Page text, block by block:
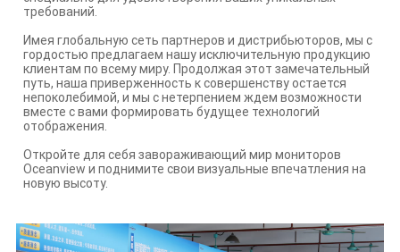
требований.
Имея глобальную сеть партнеров и дистрибьюторов, мы с
гордостью предлагаем нашу исключительную продукцию
клиентам по всему миру. Продолжая этот замечательный
путь, наша приверженность к совершенству остается
непоколебимой, и мы с нетерпением ждем возможности
вместе с вами формировать будущее технологий
отображения.
Откройте для себя завораживающий мир мониторов
Oceanview и поднимите свои визуальные впечатления на
новую высоту.